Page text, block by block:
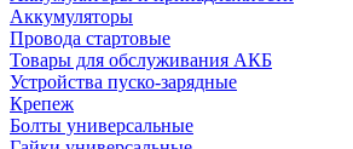
Аккумуляторы
Провода стартовые
Товары для обслуживания АКБ
Устройства пуско-зарядные
Крепеж
Болты универсальные